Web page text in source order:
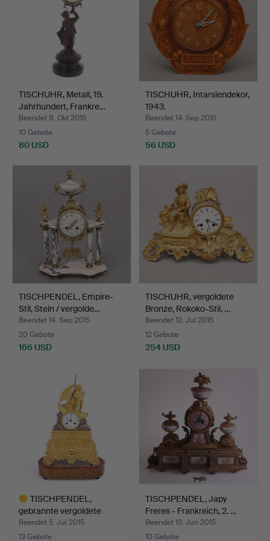
TISCHUHR, Metall, 19.
Jahrhundert, Frankre…
Beendet 8. Okt 2015
10 Gebote
80 USD
TISCHUHR, Intarsiendekor,
1943.
Beendet 14. Sep 2015
5 Gebote
56 USD
TISCHPENDEL, Empire-
Stil, Stein / vergolde…
Beendet 14. Sep 2015
20 Gebote
166 USD
TISCHUHR, vergoldete
Bronze, Rokoko-Stil, …
Beendet 12. Jul 2015
12 Gebote
254 USD
TISCHPENDEL,
gebrannte vergoldete
Bronze, …
Beendet 5. Jul 2015
13 Gebote
TISCHPENDEL, Japy
Freres - Frankreich, 2. …
Beendet 13. Jun 2015
10 Gebote